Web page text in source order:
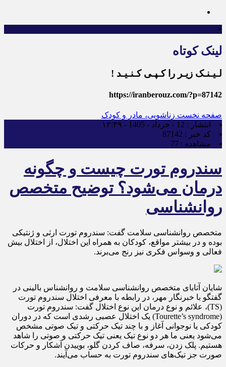
×
لینک کوتاه
لـیـنـک زیـر را کـپـی کـنـیـد !
https://iranberouz.com/?p=87142
صفحه نخست زناشویی، مادر و کودک
انتشار : 12 - خرداد - 1405 - ۱۲:۴۹
کد خبر : 87142
مشاهده : 77
سندروم تورت چیست و چگونه
درمان می‌شود؟ توضیح متخصص
روانشناسی
متخصص روانشناسی سلامت گفت: سندروم تورت ارثی و ژنتیکی
بوده و در بیشتر مواقع، کودکان به همراه این اختلال، از اختلال بیش
فعالی و وسواس فکری نیز رنج می‌برند.
شایان آتابای متخصص روانشناسی سلامت و روانشناس بالینی در
گفتگو با خبرنگار مهر، در رابطه با معرفی اختلال سندروم تورت
(TS)، علائم و نوع درمان این نوع اختلال گفت: سندروم تورت
(Tourette’s syndrome) یک اختلال عصبی رشدی است که در دوران
کودکی یا نوجوانی آغاز و با چند تیک حرکتی و تیک صوتی مشخص
می‌شود یعنی ما هر دو نوع تیک یعنی تیک حرکتی و صوتی را شاهد
هستیم. پلک زدن، سرفه، صاف کردن گلو، بوییدن آشکار و حرکات
صورت جز تیک‌های سندروم تورت به حساب می‌آیند.